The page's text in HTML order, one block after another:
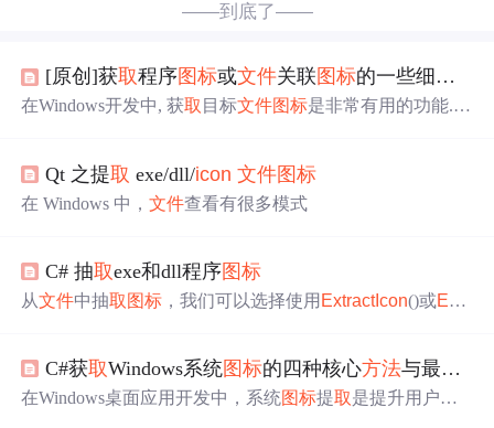
——到底了——
[原创]获取程序图标或文件关联 图标的一些细节
在Windows开发中, 获取 目标文件图标是非常有用的功能.
个软件显得很单调.
Qt 之提取 exe/dll/icon 文件图标
在 Windows 中，文件查看有很多模式
C# 抽取exe和dll程序图标
从文件中抽取 图标 ，我们可以选择使用 ExtractIcon()或Extr
函数 描述ExtractIcon () 从一个文件中抽取指定索引位置的
图标，索引从0开始。这个函
C#获取Windows系统图标的四种核心方法与最佳实践
在Windows桌面应用开发中，系统图标提取是提升用户体